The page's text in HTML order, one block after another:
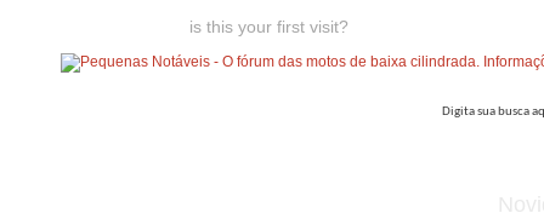
is this your first visit?